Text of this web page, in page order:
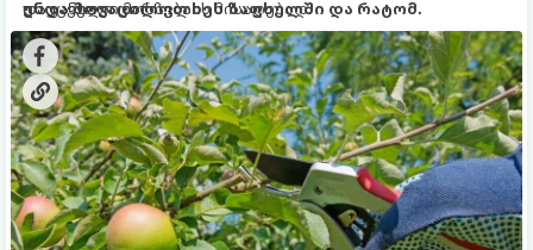
და ჯანსაღი მოსავლის მისაღებად.
დაუცველი დარჩება.
უნდა მოვაცილოთ ხეს ზაფხულში და რატომ.